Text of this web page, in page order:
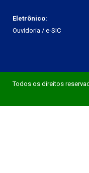
Eletrônico:
Ouvidoria / e-SIC
Todos os direitos